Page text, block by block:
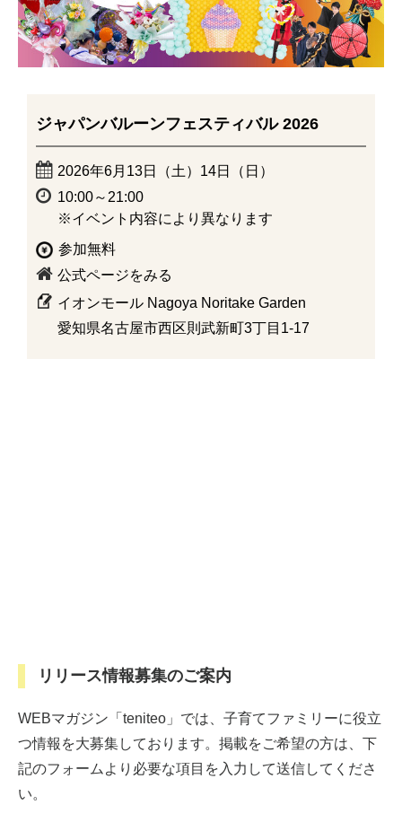
ジャパンバルーンフェスティバル 2026
2026年6月13日（土）14日（日）
10:00～21:00
※イベント内容により異なります
参加無料
公式ページをみる
イオンモール Nagoya Noritake Garden
愛知県名古屋市西区則武新町3丁目1-17
リリース情報募集のご案内
WEBマガジン「teniteo」では、子育てファミリーに役立
つ情報を大募集しております。掲載をご希望の方は、下
記のフォームより必要な項目を入力して送信してくださ
い。